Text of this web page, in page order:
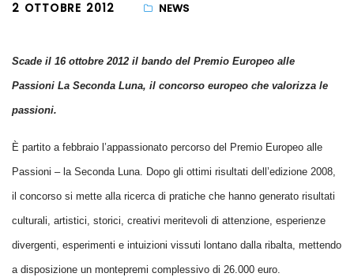
2 OTTOBRE 2012 NEWS
Scade il 16 ottobre 2012 il bando del Premio Europeo alle
Passioni La Seconda Luna, il concorso europeo che valorizza le
passioni.
È partito a febbraio l’appassionato percorso del Premio Europeo alle
Passioni – la Seconda Luna. Dopo gli ottimi risultati dell’edizione 2008,
il concorso si mette alla ricerca di pratiche che hanno generato risultati
culturali, artistici, storici, creativi meritevoli di attenzione, esperienze
divergenti, esperimenti e intuizioni vissuti lontano dalla ribalta, mettendo
a disposizione un montepremi complessivo di 26.000 euro.